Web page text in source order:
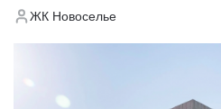
ЖК Новоселье